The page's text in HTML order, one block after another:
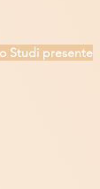
o Studi presente